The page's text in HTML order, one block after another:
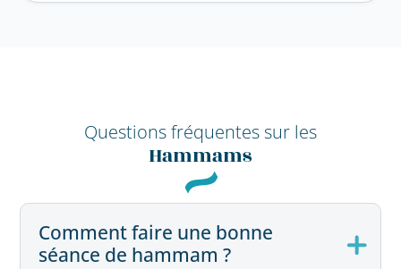
Questions fréquentes sur les
Hammams
Comment faire une bonne
séance de hammam ?